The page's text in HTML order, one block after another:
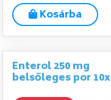
Kosárba
Enterol 250 mg
belsőleges por 10x